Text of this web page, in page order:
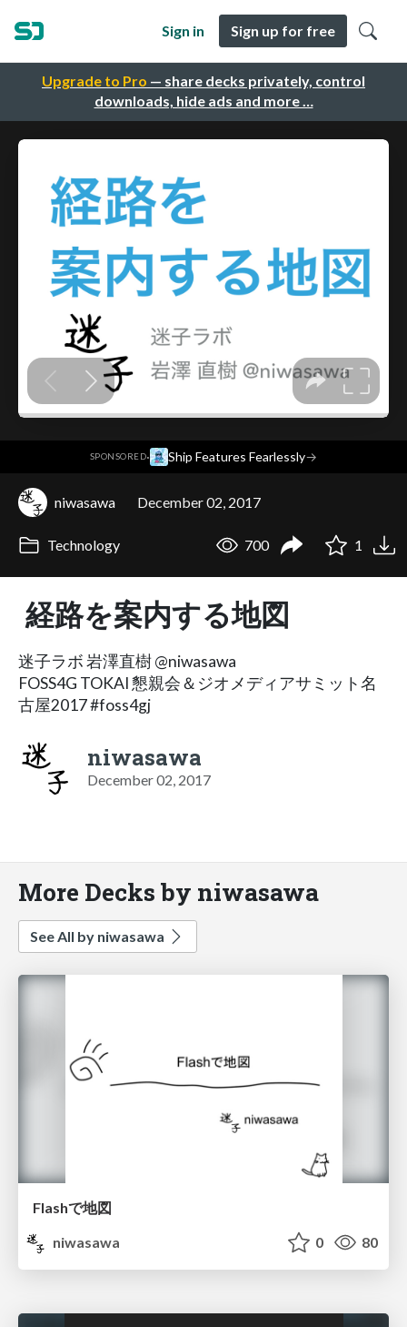
Upgrade to Pro — share decks privately, control
downloads, hide ads and more …
Sign in Sign up for free
SPONSORED· Ship Features Fearlessly→
niwasawa December 02, 2017
Technology 700 1
経路を案内する地図
迷子ラボ 岩澤直樹 @niwasawa
FOSS4G TOKAI 懇親会＆ジオメディアサミット名
古屋2017 #foss4gj
niwasawa
December 02, 2017
More Decks by niwasawa
See All by niwasawa
Flashで地図
niwasawa
0 80